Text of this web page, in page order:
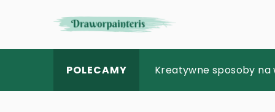
POLECAMY Jak wybrać
Kreatywne sposoby
Twórcze inspiracje: jak